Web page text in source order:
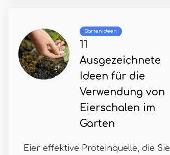
Gartenideen
11
Ausgezeichnete
Ideen für die
Verwendung von
Eierschalen im
Garten
Eier effektive Proteinquelle, die Sie